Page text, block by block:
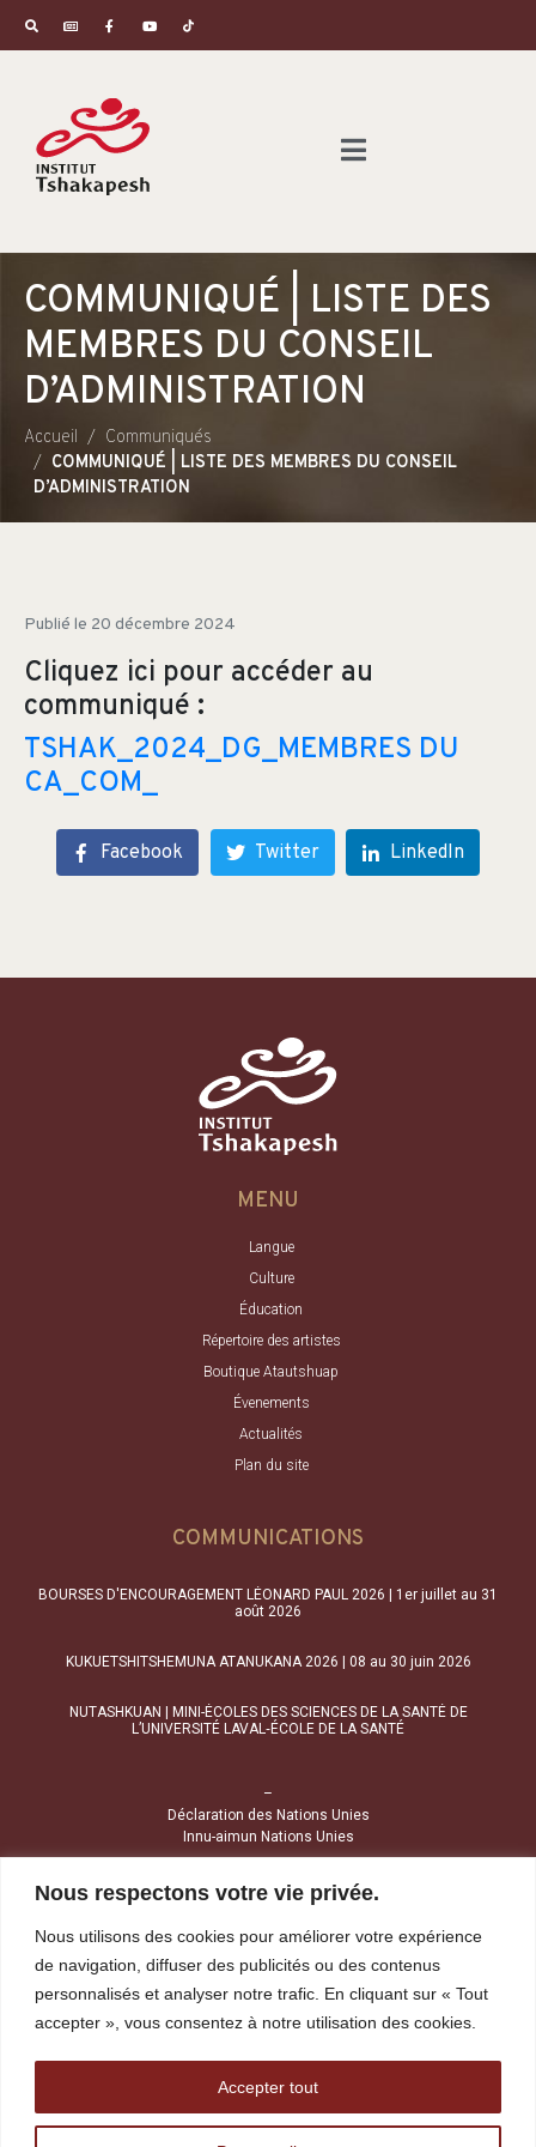
Nous respectons votre vie privée.
Nous utilisons des cookies pour améliorer votre expérience
de navigation, diffuser des publicités ou des contenus
personnalisés et analyser notre trafic. En cliquant sur « Tout
accepter », vous consentez à notre utilisation des cookies.
Accepter tout
COMMUNIQUÉ | LISTE DES
MEMBRES DU CONSEIL
D’ADMINISTRATION
Accueil
Communiqués
COMMUNIQUÉ | LISTE DES MEMBRES DU CONSEIL
D’ADMINISTRATION
Publié le 20 décembre 2024
Cliquez ici pour accéder au
communiqué :
TSHAK_2024_DG_MEMBRES DU
CA_COM_
Facebook Twitter LinkedIn
MENU
Langue
Culture
Éducation
Répertoire des artistes
Boutique Atautshuap
Évenements
Actualités
Plan du site
COMMUNICATIONS
BOURSES D'ENCOURAGEMENT LÉONARD PAUL 2026 | 1er juillet au 31
août 2026
KUKUETSHITSHEMUNA ATANUKANA 2026 | 08 au 30 juin 2026
NUTASHKUAN | MINI-ÉCOLES DES SCIENCES DE LA SANTÉ DE
L’UNIVERSITÉ LAVAL‑ÉCOLE DE LA SANTÉ
–
Déclaration des Nations Unies
Innu-aimun Nations Unies
NOUS JOINDRE
1034, avenue Brochu
Tél :418 968-4424
Télécopieur :418 968-1841